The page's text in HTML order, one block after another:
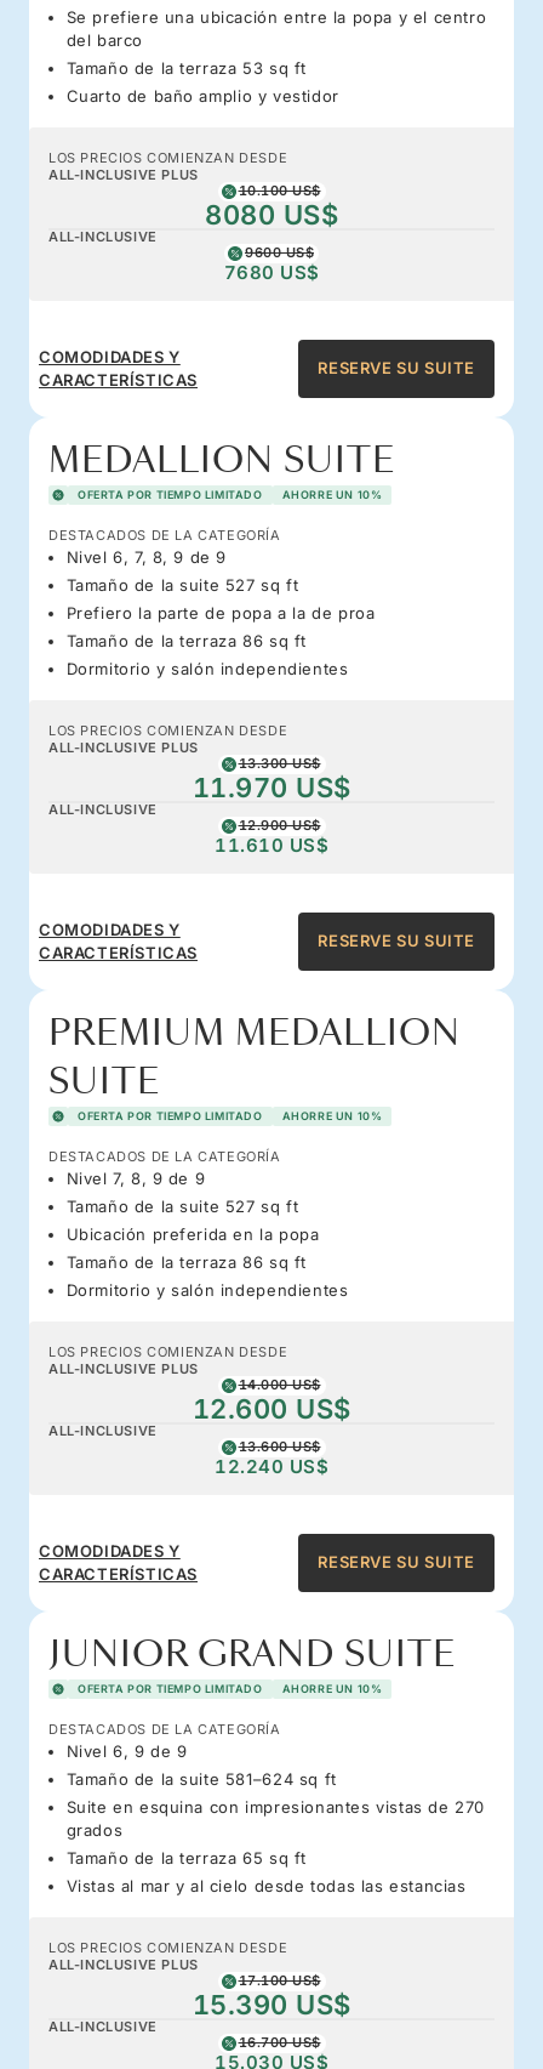
Se prefiere una ubicación entre la popa y el centro
del barco
Tamaño de la terraza 53 sq ft
Cuarto de baño amplio y vestidor
LOS PRECIOS COMIENZAN DESDE
ALL-INCLUSIVE PLUS
10.100 US$
8080 US$
ALL-INCLUSIVE
9600 US$
7680 US$
COMODIDADES Y
CARACTERÍSTICAS
RESERVE SU SUITE
MEDALLION SUITE
OFERTA POR TIEMPO LIMITADO AHORRE UN 10%
DESTACADOS DE LA CATEGORÍA
Nivel 6, 7, 8, 9 de 9
Tamaño de la suite 527 sq ft
Prefiero la parte de popa a la de proa
Tamaño de la terraza 86 sq ft
Dormitorio y salón independientes
LOS PRECIOS COMIENZAN DESDE
ALL-INCLUSIVE PLUS
13.300 US$
11.970 US$
ALL-INCLUSIVE
12.900 US$
11.610 US$
COMODIDADES Y
CARACTERÍSTICAS
RESERVE SU SUITE
PREMIUM MEDALLION
SUITE
OFERTA POR TIEMPO LIMITADO AHORRE UN 10%
DESTACADOS DE LA CATEGORÍA
Nivel 7, 8, 9 de 9
Tamaño de la suite 527 sq ft
Ubicación preferida en la popa
Tamaño de la terraza 86 sq ft
Dormitorio y salón independientes
LOS PRECIOS COMIENZAN DESDE
ALL-INCLUSIVE PLUS
14.000 US$
12.600 US$
ALL-INCLUSIVE
13.600 US$
12.240 US$
COMODIDADES Y
CARACTERÍSTICAS
RESERVE SU SUITE
JUNIOR GRAND SUITE
OFERTA POR TIEMPO LIMITADO AHORRE UN 10%
DESTACADOS DE LA CATEGORÍA
Nivel 6, 9 de 9
Tamaño de la suite 581–624 sq ft
Suite en esquina con impresionantes vistas de 270
grados
Tamaño de la terraza 65 sq ft
Vistas al mar y al cielo desde todas las estancias
LOS PRECIOS COMIENZAN DESDE
ALL-INCLUSIVE PLUS
17.100 US$
15.390 US$
ALL-INCLUSIVE
16.700 US$
15.030 US$